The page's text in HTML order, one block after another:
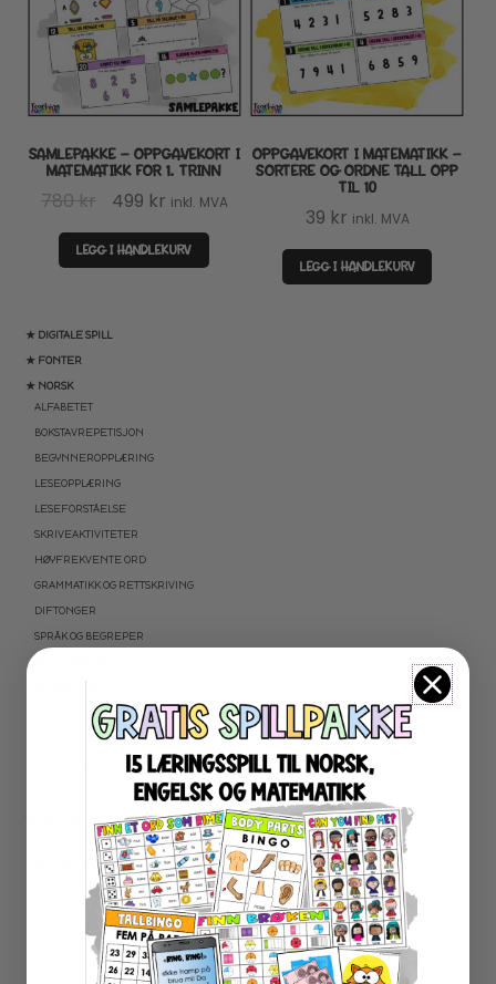
★ DIGITALE SPILL
★ FONTER
★ NORSK
ALFABETET
BOKSTAVREPETISJON
BEGYNNEROPPLÆRING
LESEOPPLÆRING
LESEFORSTÅELSE
SKRIVEAKTIVITETER
HØYFREKVENTE ORD
GRAMMATIKK OG RETTSKRIVING
DIFTONGER
SPRÅK OG BEGREPER
AKTIVITETSPAKKER
PUSLESPILL LESING
NORSK SOM ANDRESPRÅK
TALLFORSTÅELSE OG REGNEFERDIGHETER
ADDIDSJON OG SUBTRAKSJON
MULTIPLIKASJON OG DIVISJON
SAMLEPAKKE – OPPGAVEKORT I
MATEMATIKK FOR 1. TRINN
780kr
Opprinnelig
pris
var:
499 krNåværende
pris
er:
inkl. MVA
LEGG I HANDLEKURV
OPPGAVEKORT I MATEMATIKK –
SORTERE OG ORDNE TALL OPP
TIL 10
39 kr inkl. MVA
LEGG I HANDLEKURV